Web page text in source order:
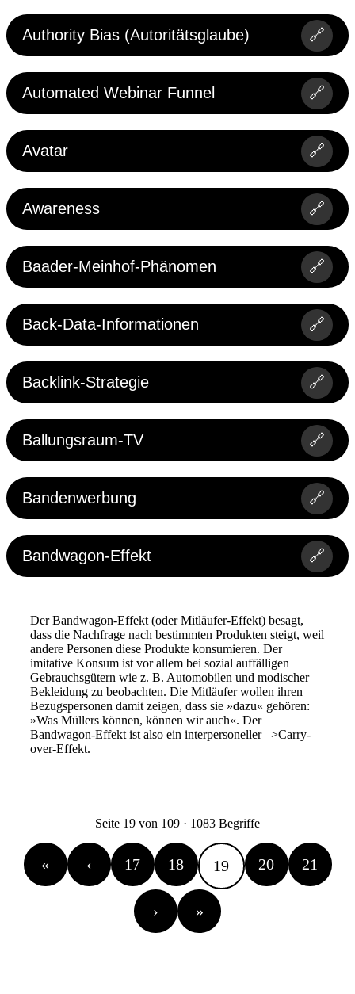
Authority Bias (Autoritätsglaube) 🔗
Automated Webinar Funnel 🔗
Avatar 🔗
Awareness 🔗
Baader-Meinhof-Phänomen 🔗
Back-Data-Informationen 🔗
Backlink-Strategie 🔗
Ballungsraum-TV 🔗
www.ballungsraum.tv
Bandenwerbung 🔗
Bandwagon-Effekt 🔗
Der Bandwagon-Effekt (oder Mitläufer-Effekt) besagt,
dass die Nachfrage nach bestimmten Produkten steigt, weil
andere Personen diese Produkte konsumieren. Der
imitative Konsum ist vor allem bei sozial auffälligen
Gebrauchsgütern wie z. B. Automobilen und modischer
Bekleidung zu beobachten. Die Mitläufer wollen ihren
Bezugspersonen damit zeigen, dass sie »dazu« gehören:
»Was Müllers können, können wir auch«. Der
Bandwagon-Effekt ist also ein interpersoneller –>Carry-
over-Effekt.
Seite 19 von 109 · 1083 Begriffe
« ‹ 17 18 19 20 21
› »